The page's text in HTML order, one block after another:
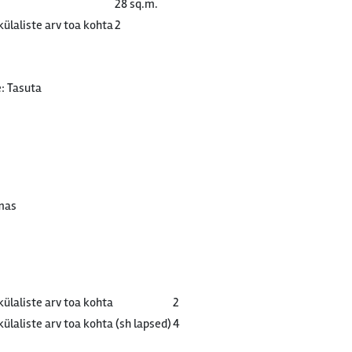
28 sq.m.
arv toa kohta2
Tasuta
arv toa kohta
2
arv toa kohta (sh lapsed)4